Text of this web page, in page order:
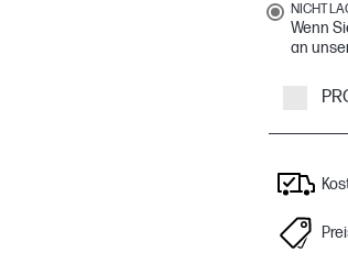
NICHT
Wenn
an